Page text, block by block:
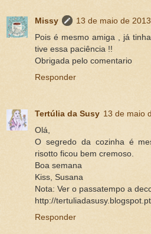
Missy
13 de maio de
Pois é mesmo amiga , já
tive essa paciência !!
Obrigada pelo comentario
Responder
Tertúlia da Susy 13 de maio
Olá,
O segredo da cozinha é
risotto ficou bem cremoso.
Boa semana
Kiss, Susana
Nota: Ver o passatempo a
http://
Responder